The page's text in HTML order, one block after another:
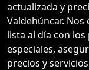
actualizada y
Valdehúncar.
lista al día con
especiales,
precios y